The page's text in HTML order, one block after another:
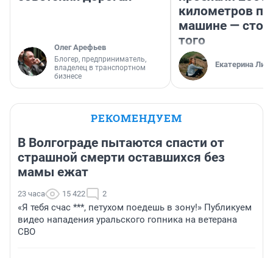
Олег Арефьев
Блогер, предприниматель,
владелец в транспортном
бизнесе
километров по
машине —
того
Екатерина
РЕКОМЕНДУЕМ
В Волгограде пытаются спасти от
страшной смерти оставшихся без
мамы ежат
23 часа 15 422 2
«Я тебя счас ***, петухом поедешь в зону!» Публикуем
видео нападения уральского гопника на ветерана
СВО